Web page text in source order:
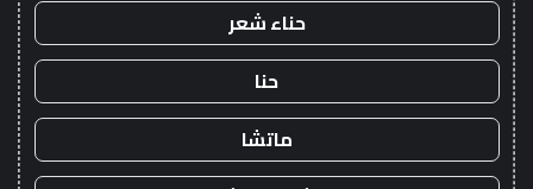
حناء شعر
حنا
ماتشا